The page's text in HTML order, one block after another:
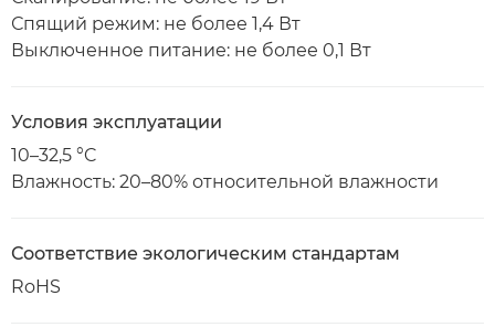
Спящий режим: не более 1,4 Вт
Выключенное питание: не более 0,1 Вт
Условия эксплуатации
10–32,5 °C
Влажность: 20–80% относительной влажности
Соответствие экологическим стандартам
RoHS